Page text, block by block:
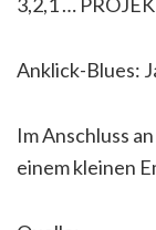
Anklick-Blues:
Im Anschluss
einem kleinen